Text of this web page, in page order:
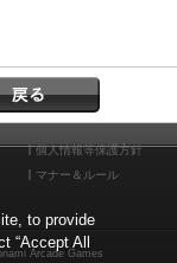
個人情報等保護方針
マナー＆ルール
Arcade Games
to provide
“Accept All